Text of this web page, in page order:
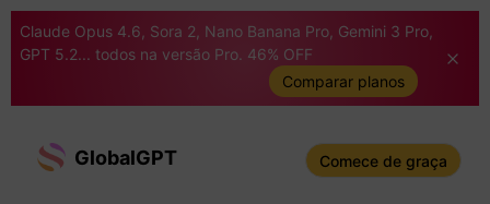
Claude Opus 4.6, Sora 2, Nano Banana Pro, Gemini 3 Pro,
GPT 5.2... todos na versão Pro. 46% OFF
Comparar planos
GlobalGPT Comece de graça